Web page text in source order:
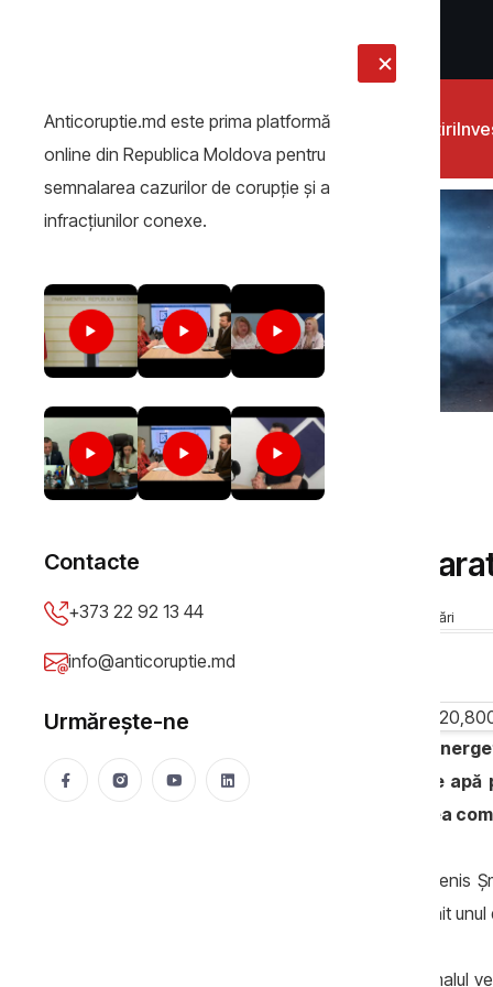
Știri
Anticoruptie.md este prima platformă
online din Republica Moldova pentru
semnalarea cazurilor de corupţie şi a
infracţiunilor conexe.
Contacte
+373 22 92 13 44
info@anticoruptie.md
Urmărește-ne
Moldova și Nistrul –
Anticoruptie.md 20133 vizualizări
Studiile arată că Complexul
fluviului Nistru – principala sursă de
intenționează să continue extinderea
Pe 17 august, prim-ministrul Ucrainei,
special amenajat lângă ceea ce a devenit
Această structură uriașă construită pe